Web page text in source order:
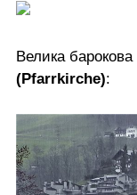
Велика барокова
(Pfarrkirche):